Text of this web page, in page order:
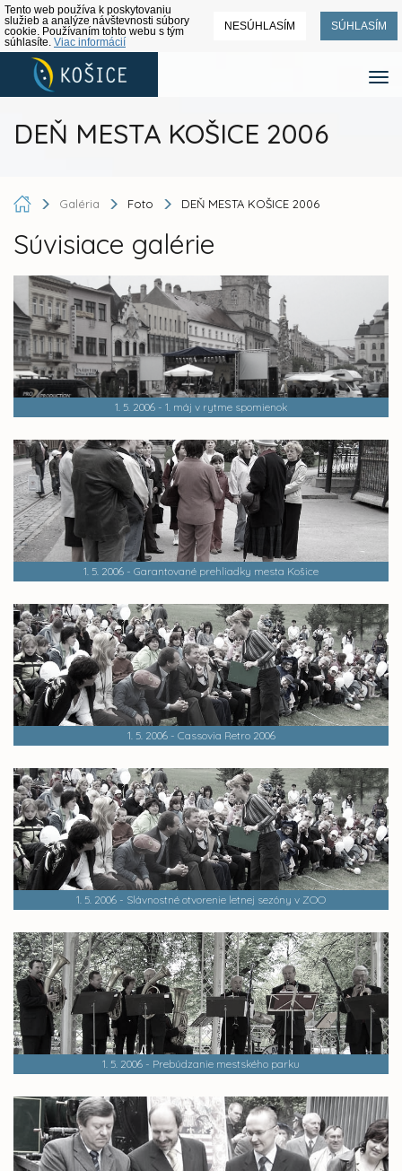
Tento web používa k poskytovaniu
služieb a analýze návštevnosti súbory
cookie. Používaním tohto webu s tým
súhlasíte. Viac informácií
NESÚHLASÍM SÚHLASÍM
DEŇ MESTA KOŠICE 2006
Galéria Foto DEŇ MESTA KOŠICE 2006
Súvisiace galérie
1. 5. 2006 - 1. máj v rytme spomienok
1. 5. 2006 - Garantované prehliadky mesta Košice
1. 5. 2006 - Cassovia Retro 2006
1. 5. 2006 - Slávnostné otvorenie letnej sezóny v ZOO
1. 5. 2006 - Prebúdzanie mestského parku